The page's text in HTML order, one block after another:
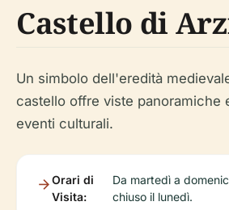
Castello di
Un simbolo dell'eredità
castello offre viste panoramiche
eventi culturali.
Orari di
Visita:
Da martedì a
chiuso il lunedì.